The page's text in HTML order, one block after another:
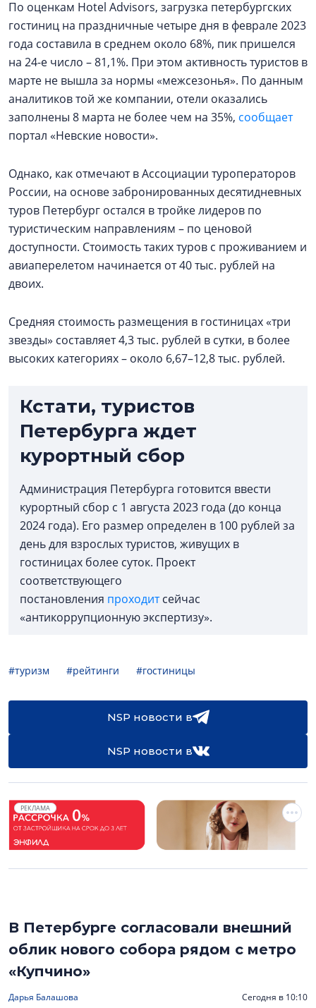
По оценкам Hotel Advisors, загрузка петербургских
гостиниц на праздничные четыре дня в феврале 2023
года составила в среднем около 68%, пик пришелся
на 24-е число – 81,1%. При этом активность туристов в
марте не вышла за нормы «межсезонья». По данным
аналитиков той же компании, отели оказались
заполнены 8 марта не более чем на 35%, сообщает
портал «Невские новости».
Однако, как отмечают в Ассоциации туроператоров
России, на основе забронированных десятидневных
туров Петербург остался в тройке лидеров по
туристическим направлениям – по ценовой
доступности. Стоимость таких туров с проживанием и
авиаперелетом начинается от 40 тыс. рублей на
двоих.
Средняя стоимость размещения в гостиницах «три
звезды» составляет 4,3 тыс. рублей в сутки, в более
высоких категориях – около 6,67–12,8 тыс. рублей.
Кстати, туристов
Петербурга ждет
курортный сбор
Администрация Петербурга готовится ввести
курортный сбор с 1 августа 2023 года (до конца
2024 года). Его размер определен в 100 рублей за
день для взрослых туристов, живущих в
гостиницах более суток. Проект
соответствующего
постановления проходитсейчас
«антикоррупционную экспертизу».
#туризм #рейтинги #гостиницы
NSP новости в
NSP новости в
РЕКЛАМА
В Петербурге согласовали внешний
облик нового собора рядом с метро
«Купчино»
Дарья Балашова Сегодня в 10:10